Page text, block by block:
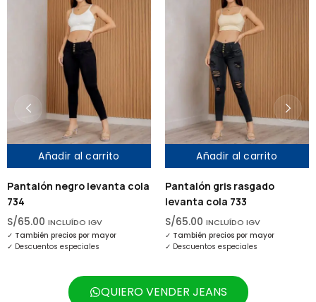
cola
Añadir al carrito
Pantalón gris rasgado
S/65.00 INCLUÍDO IGV
✓ También precios por mayor
✓ Descuentos especiales
Añadir al
Pantalón jean
RM732
S/65.00
✓ También precios por
✓ Descuentos
QUIERO VENDER JEANS